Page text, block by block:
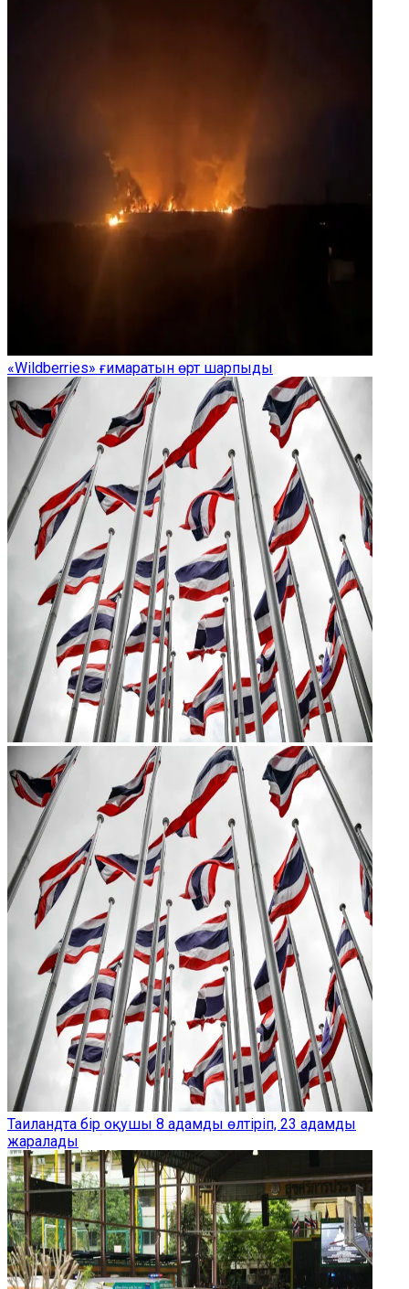
«Wildberries» ғимаратын өрт шарпыды
Таиландта бір оқушы 8 адамды өлтіріп, 23 адамды
жаралады